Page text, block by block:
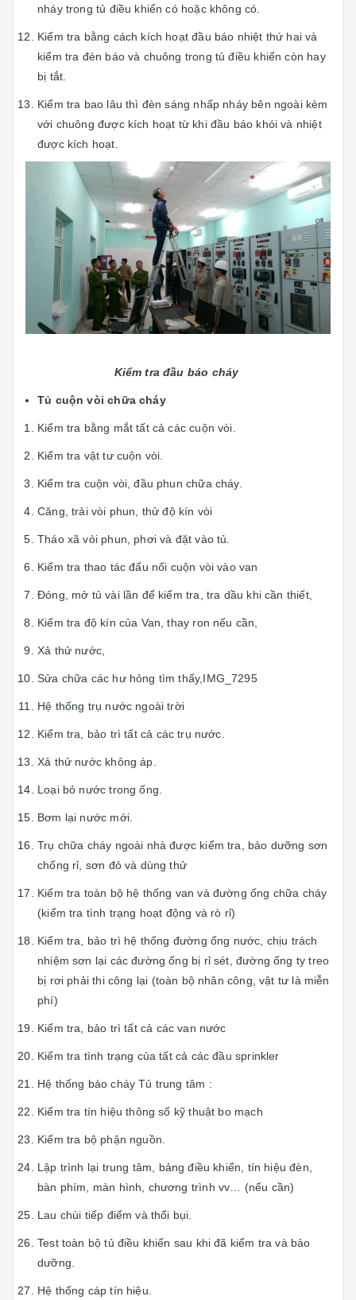
nháy trong tủ điều khiển có hoặc không có.
Kiểm tra bằng cách kích hoạt đầu báo nhiệt thứ hai và
kiểm tra đèn báo và chuông trong tủ điều khiển còn hay
bị tắt.
Kiểm tra bao lâu thì đèn sáng nhấp nháy bên ngoài kèm
với chuông được kích hoạt từ khi đầu báo khói và nhiệt
được kích hoạt.
Kiểm tra đầu báo cháy
Tủ cuộn vòi chữa cháy
Kiểm tra bằng mắt tất cả các cuộn vòi.
Kiểm tra vật tư cuộn vòi.
Kiểm tra cuộn vòi, đầu phun chữa cháy.
Căng, trải vòi phun, thử độ kín vòi
Tháo xã vòi phun, phơi và đặt vào tủ.
Kiểm tra thao tác đấu nối cuộn vòi vào van
Đóng, mở tủ vài lần để kiểm tra, tra dầu khi cần thiết,
Kiểm tra độ kín của Van, thay ron nếu cần,
Xả thử nước,
Sửa chữa các hư hỏng tìm thấy,IMG_7295
Hệ thống trụ nước ngoài trời
Kiểm tra, bảo trì tất cả các trụ nước.
Xả thử nước không áp.
Loại bỏ nước trong ống.
Bơm lại nước mới.
Trụ chữa cháy ngoài nhà được kiểm tra, bảo dưỡng sơn
chống rỉ, sơn đỏ và dùng thử
Kiểm tra toàn bộ hệ thống van và đường ống chữa cháy
(kiểm tra tình trạng hoạt động và rò rỉ)
Kiểm tra, bảo trì hệ thống đường ống nước, chịu trách
nhiệm sơn lại các đường ống bị rỉ sét, đường ống ty treo
bị rơi phải thi công lại (toàn bộ nhân công, vật tư là miễn
phí)
Kiểm tra, bảo trì tất cả các van nước
Kiểm tra tình trạng của tất cả các đầu sprinkler
Hệ thống báo cháy Tủ trung tâm :
Kiểm tra tín hiệu thông số kỹ thuật bo mạch
Kiếm tra bộ phận nguồn.
Lập trình lại trung tâm, bảng điều khiển, tín hiệu đèn,
bàn phím, màn hình, chương trình vv… (nếu cần)
Lau chùi tiếp điểm và thổi bụi.
Test toàn bộ tủ điều khiển sau khi đã kiểm tra và bảo
dưỡng.
Hệ thống cáp tín hiệu.